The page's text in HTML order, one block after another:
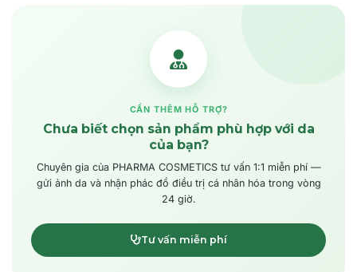
CẦN THÊM HỖ TRỢ?
Chưa biết chọn sản phẩm phù hợp với da
của bạn?
Chuyên gia của PHARMA COSMETICS tư vấn 1:1 miễn phí —
gửi ảnh da và nhận phác đồ điều trị cá nhân hóa trong vòng
24 giờ.
Tư vấn miễn phí